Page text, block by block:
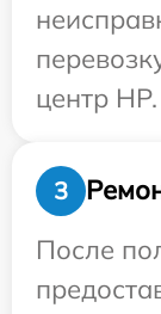
центр HP.
3
После